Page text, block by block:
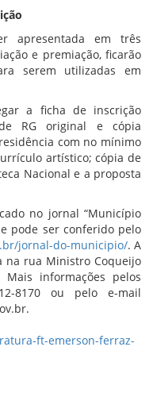
apresentada em três
e premiação, ficarão
serem utilizadas em
a ficha de inscrição
RG original e cópia
com no mínimo
artístico; cópia de
Nacional e a proposta
no jornal “Município
pode ser conferido pelo
jornal-do-municipio/. A
na rua Ministro Coqueijo
informações pelos
8170 ou pelo e-mail
ft-emerson-ferraz-